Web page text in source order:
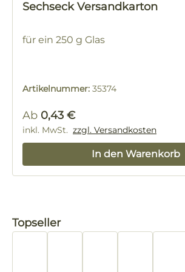
Sechseck Versandkarton
für ein 250 g Glas
Artikelnummer: 35374
Regulärer Preis:
Ab 0,43 €
inkl. MwSt. zzgl. Versandkosten
In den Warenkorb
Produktgalerie überspringen
Topseller